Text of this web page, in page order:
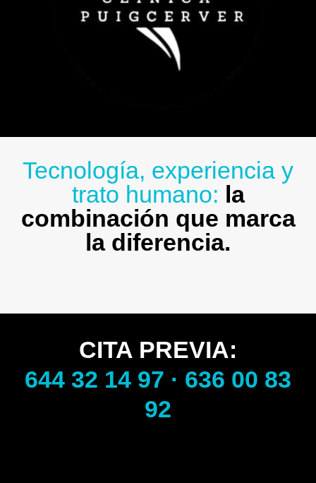
Tecnología, experiencia y
trato humano: la
combinación que marca
la diferencia.
CITA PREVIA:
644 32 14 97 · 636 00 83
92